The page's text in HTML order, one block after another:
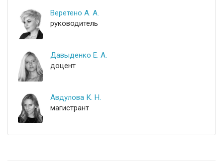
Веретено А. А.
руководитель
Давыденко Е. А.
доцент
Авдулова К. Н.
магистрант